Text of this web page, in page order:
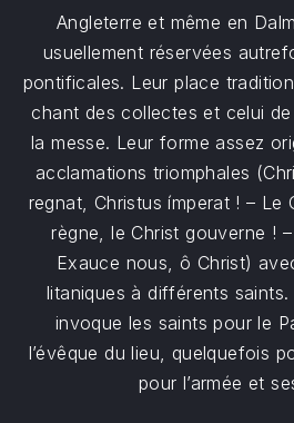
Angleterre et même en
usuellement réservées
pontificales. Leur place
chant des collectes et celui de
la messe. Leur forme assez
acclamations triomphales
regnat, Christus ímperat ! – Le
règne, le Christ gouverne !
Exauce nous, ô Christ)
litaniques à différents
invoque les saints pour le
l’évêque du lieu, quelquefois
pour l’armée et